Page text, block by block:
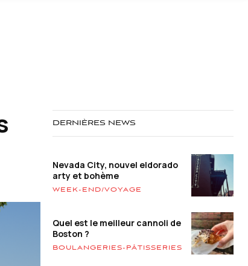
DERNIÈRES NEWS
Nevada City, nouvel eldorado
arty et bohème
WEEK-END/VOYAGE
Quel est le meilleur cannoli de
Boston ?
BOULANGERIES-PÂTISSERIES